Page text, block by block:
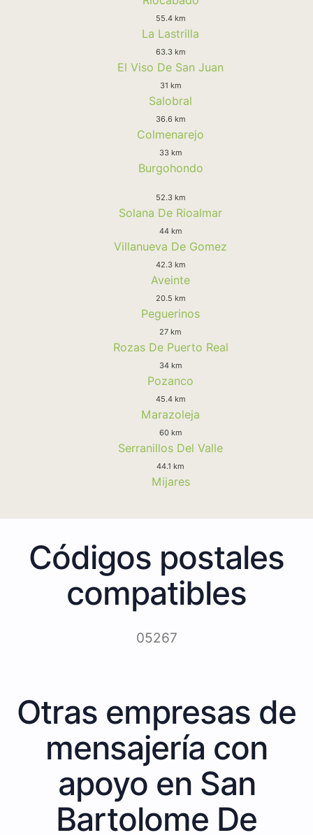
55.4 km
La Lastrilla
63.3 km
El Viso De San Juan
31 km
Salobral
36.6 km
Colmenarejo
33 km
Burgohondo
52.3 km
Solana De Rioalmar
44 km
Villanueva De Gomez
42.3 km
Aveinte
20.5 km
Peguerinos
27 km
Rozas De Puerto Real
34 km
Pozanco
45.4 km
Marazoleja
60 km
Serranillos Del Valle
44.1 km
Mijares
Códigos postales
compatibles
05267
Otras empresas de
mensajería con
apoyo en San
Bartolome De